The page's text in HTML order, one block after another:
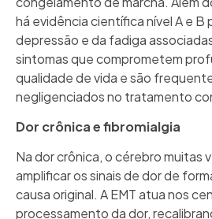
há evidência científica nível A e
depressão e da fadiga
sintomas que comprometem
qualidade de vida e são
negligenciados no tratamento
Dor crônica e fibromialgia
Na dor crônica, o cérebro muitas
amplificar os sinais de dor de
causa original. A EMT atua nos
processamento da dor,